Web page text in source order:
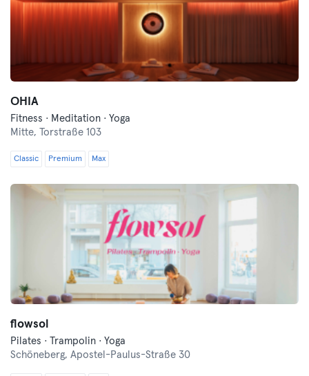
OHIA
Fitness · Meditation · Yoga
Mitte,
Torstraße 103
Classic Premium Max
flowsol
Pilates · Trampolin · Yoga
Schöneberg, Apostel-Paulus-Straße 30